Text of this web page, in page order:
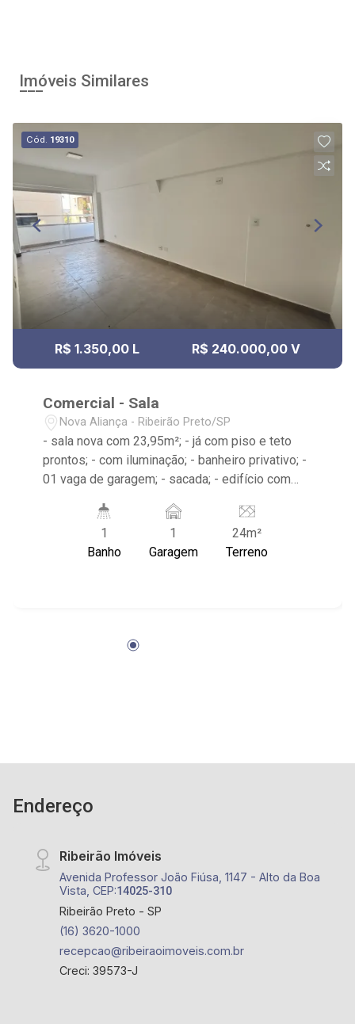
Imóveis Similares
Cód. 19310
R$ 1.350,00 L R$ 240.000,00 V
Comercial - Sala
Nova Aliança - Ribeirão Preto/SP
- sala nova com 23,95m²; - já com piso e teto
prontos; - com iluminação; - banheiro privativo; -
01 vaga de garagem; - sacada; - edifício com
avenida Braz Olaia Acosta. - atrás da nova loja
Divai (saída do estacionamento da loja). - atrás
da nova academia Pacer Nova Aliança. - sala
1
Banho
1
Garagem
24m²
Terreno
Endereço
Ribeirão Imóveis
Avenida Professor João Fiúsa, 1147 - Alto da Boa
Vista, CEP:14025-310
Ribeirão Preto - SP
(16) 3620-1000
recepcao@ribeiraoimoveis.com.br
Creci: 39573-J